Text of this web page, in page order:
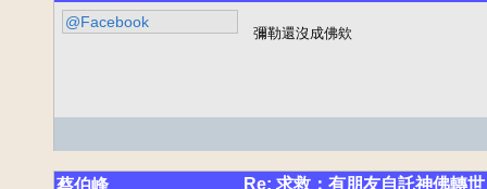
@Facebook
彌勒還沒成佛欸
蔡伯峰 Re: 求救：有朋友自託神佛轉世